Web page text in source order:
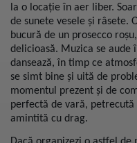
la o locație în aer liber.
de sunete vesele și râsete.
bucură de un prosecco
delicioasă. Muzica se
dansează, în timp ce
se simt bine și uită de
momentul prezent și de
perfectă de vară,
amintită cu drag.